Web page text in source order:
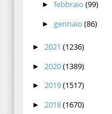
► febbraio (99)
► gennaio (86)
► 2021 (1236)
► 2020(1389)
► 2019(1517)
► 2018(1670)